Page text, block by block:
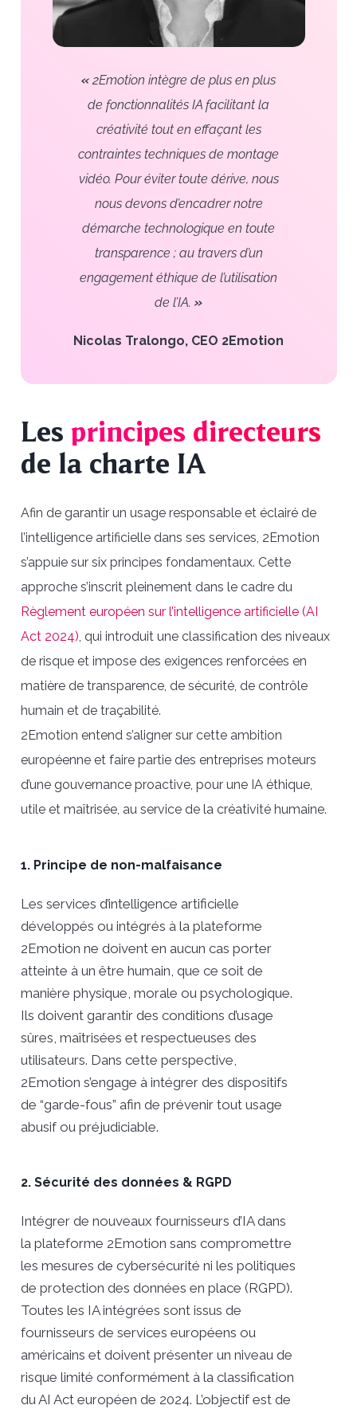
«2Emotion intègre de plus en plus
de fonctionnalités IA facilitant la
créativité tout en effaçant les
contraintes techniques de montage
vidéo. Pour éviter toute dérive, nous
nous devons d’encadrer notre
démarche technologique en toute
transparence ; au travers d’un
engagement éthique de l’utilisation
de l’IA. »
Nicolas Tralongo, CEO 2Emotion
Les principes directeurs
de la charte IA
Afin de garantir un usage responsable et éclairé de
l’intelligence artificielle dans ses services, 2Emotion
s’appuie sur six principes fondamentaux. Cette
approche s’inscrit pleinement dans le cadre du
Règlement européen sur l’intelligence artificielle (AI
Act 2024), qui introduit une classification des niveaux
de risque et impose des exigences renforcées en
matière de transparence, de sécurité, de contrôle
humain et de traçabilité.
2Emotion entend s’aligner sur cette ambition
européenne et faire partie des entreprises moteurs
d’une gouvernance proactive, pour une IA éthique,
utile et maîtrisée, au service de la créativité humaine.
1. Principe de non-malfaisance
Les services d’intelligence artificielle
développés ou intégrés à la plateforme
2Emotion ne doivent en aucun cas porter
atteinte à un être humain, que ce soit de
manière physique, morale ou psychologique.
Ils doivent garantir des conditions d’usage
sûres, maîtrisées et respectueuses des
utilisateurs. Dans cette perspective,
2Emotion s’engage à intégrer des dispositifs
de “garde-fous” afin de prévenir tout usage
abusif ou préjudiciable.
2. Sécurité des données & RGPD
Intégrer de nouveaux fournisseurs d’IA dans
la plateforme 2Emotion sans compromettre
les mesures de cybersécurité ni les politiques
de protection des données en place (RGPD).
Toutes les IA intégrées sont issus de
fournisseurs de services européens ou
américains et doivent présenter un niveau de
risque limité conformément à la classification
du AI Act européen de 2024. L’objectif est de